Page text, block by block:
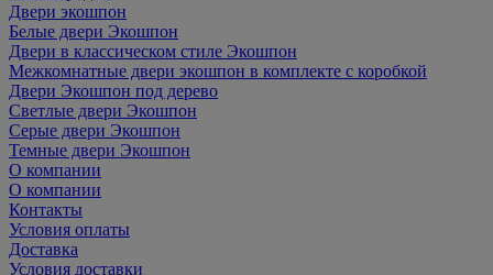
Двери экошпон
Белые двери Экошпон
Двери в классическом стиле Экошпон
Межкомнатные двери экошпон в комплекте с коробкой
Двери Экошпон под дерево
Светлые двери Экошпон
Серые двери Экошпон
Темные двери Экошпон
О компании
О компании
Контакты
Условия оплаты
Доставка
Условия доставки